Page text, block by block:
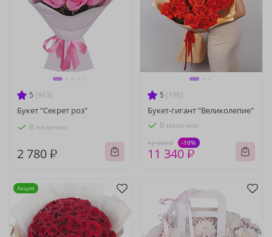
5 (943)
Букет "Секрет роз"
В наличии
2 780 ₽
5 (196)
Букет-гигант "Великолепие"
В наличии
12 600 ₽ -10%
11 340 ₽
Акция